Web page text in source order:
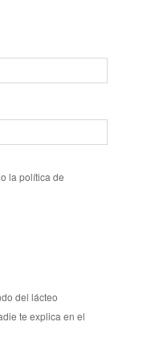
la política de
del lácteo
te explica en el